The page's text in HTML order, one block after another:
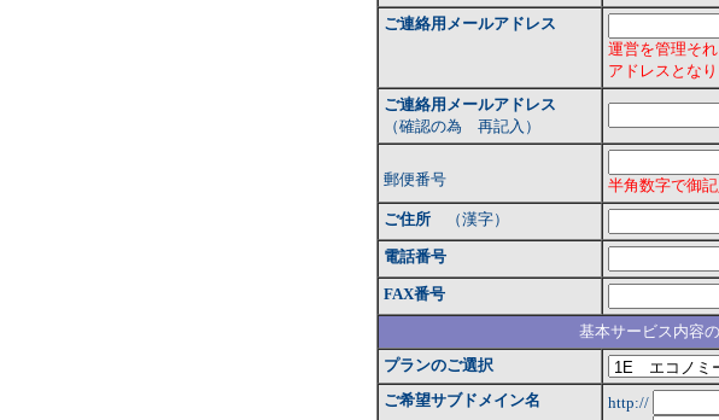
ご連絡用メールアドレス
運営を管理そ
アドレスとな
ご連絡用メールアドレス
（確認の為 再記入）
郵便番号
半角数字で御記
ご住所 （漢字）
電話番号
FAX番号
基本サービス内容
プランのご選択
ご希望サブドメイン名
http://